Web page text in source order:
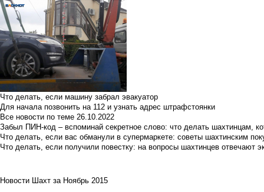
Что делать, если машину забрал эвакуатор
Для начала позвонить на 112 и узнать адрес штрафстоянки
Все новости по теме 26.10.2022
Забыл ПИН-код – вспоминай секретное слово: что делать шахтинцам,
Что делать, если вас обманули в супермаркете: советы шахтинским
Что делать, если получили повестку: на вопросы шахтинцев отвечают
Новости Шахт за Ноябрь 2015